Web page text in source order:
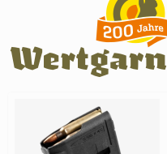
Kleinkalibergewehre
Repetiererbüchse
Luftdruckwaffen
Revolver
Sonstige Waffen